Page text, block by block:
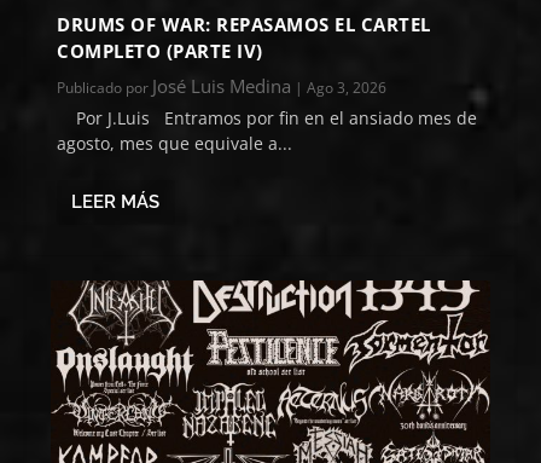
DRUMS OF WAR: REPASAMOS EL CARTEL
COMPLETO (PARTE IV)
Publicado por José Luis Medina |Ago 3, 2026
Por J.Luis Entramos por fin en el ansiado mes de
agosto, mes que equivale a...
LEER MÁS